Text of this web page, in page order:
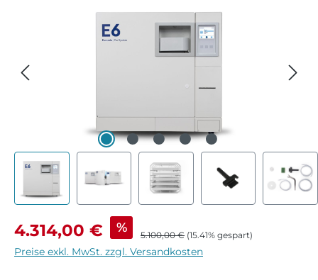
Verkaufspreis:
4.314,00 € % Regulärer Preis:
5.100,00 € (15.41% gespart)
Preise exkl. MwSt. zzgl. Versandkosten